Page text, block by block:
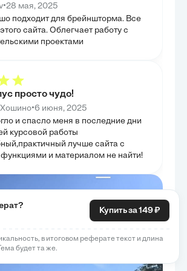
практическое значение идей
для формирования этических
морали, подчеркивая их
глава подтвердила, что
не только имеет
•28 мая, 2025
подходит для брейншторма. Все
сайта. Облегчает работу с
проектами
просто чудо!
•6 июня, 2025
и спасло меня в последние дни
курсовой работы
лучше сайта с
и материалом не найти!
Купить за 149 ₽
в итоговом реферате текст и длина
будет та же.